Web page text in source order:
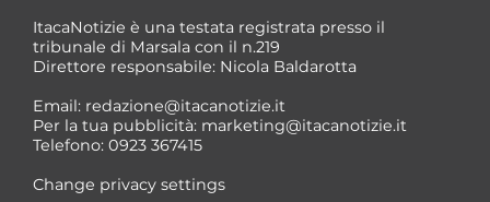
ItacaNotizie è una testata registrata presso il
tribunale di Marsala con il n.219
Direttore responsabile: Nicola Baldarotta
Email: redazione@itacanotizie.it
Per la tua pubblicità: marketing@itacanotizie.it
Telefono: 0923 367415
Change privacy settings